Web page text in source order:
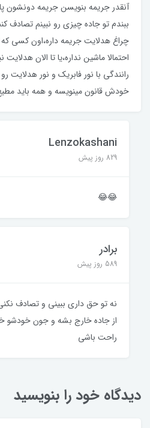
آنقدر جریمه بنویسن جریمه دونشون
ببندم تو جاده چیزی رو نبینم تصادف
چراغ هدلایت جریمه داره،اون کسی
احتمالا ماشین نداره،یا تا الان
رانندگی با نور فابریک و نور هدلایت
خودش قانون مینویسه و همه باید
Lenzokashani
829 روز پیش
😂😂
برادر
589 روز پیش
نه تو حق داری ببینی و تصادف
از جاده خارج بشه و جون خودشو
راحت باشی
دیدگاه خود را بنویسید